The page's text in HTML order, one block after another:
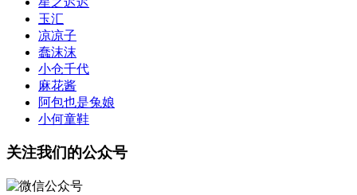
玉汇
凉凉子
蠢沫沫
小仓千代
麻花酱
阿包也是兔娘
小何童鞋
关注我们的公众号